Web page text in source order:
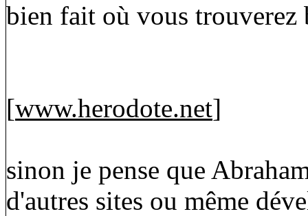
bien fait où vous trouverez
[www.herodote.net]
sinon je pense que
d'autres sites ou même